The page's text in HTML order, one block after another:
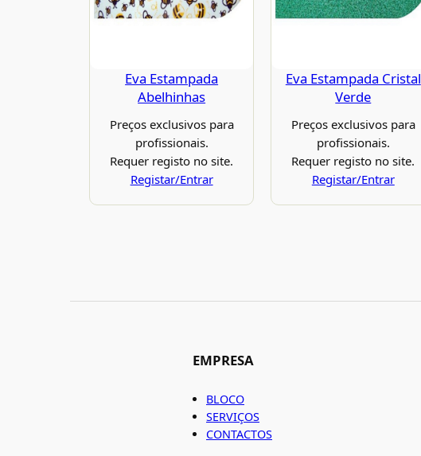
Eva Estampada
Abelhinhas
Preços exclusivos para
profissionais.
Requer registo no site.
Registar/Entrar
Eva Estampada Cristal
Verde
Preços exclusivos para
profissionais.
Requer registo no site.
Registar/Entrar
EMPRESA
BLOCO
SERVIÇOS
CONTACTOS